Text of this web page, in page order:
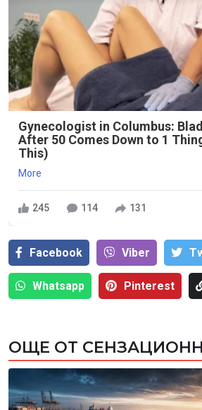
Gynecologist in Columbus:
After 50 Comes Down to 1
This)
More
245 114 131
Facebook Viber
Whatsapp Pinterest
ОЩЕ ОТ